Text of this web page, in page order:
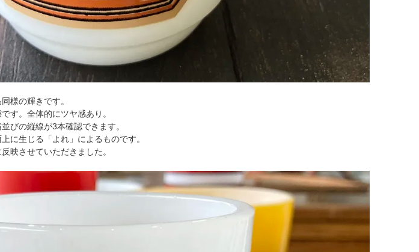
様の輝きです。
す。全体的にツヤ感あり。
びの縦線が3本確認できます。
に生じる「よれ」によるものです。
映させていただきました。